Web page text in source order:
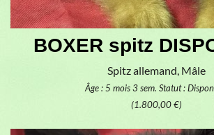
BOXER spitz
Spitz allemand, Mâle
Âge : 5 mois 3 sem. Statut :
(1.800,00 €)